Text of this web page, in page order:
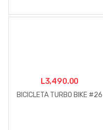
L3,490.00
BICICLETA TURBO BIKE #26